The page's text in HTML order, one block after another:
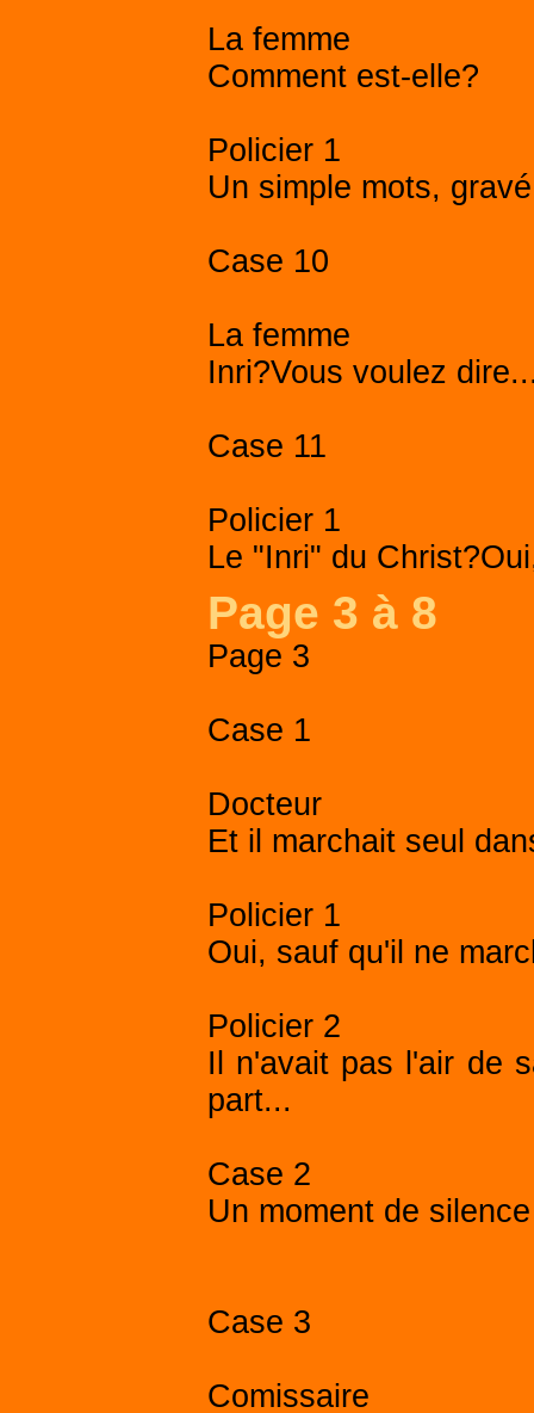
La femme
Comment est-elle?
Policier 1
Un simple mots,
Case 10
La femme
Inri?Vous voulez
Case 11
Policier 1
Le "Inri" du
Page 3 à 8
Page 3
Case 1
Docteur
Et il marchait seul
Policier 1
Oui, sauf qu'il ne
Policier 2
Il n'avait pas l'air de
part...
Case 2
Un moment de
Case 3
Comissaire